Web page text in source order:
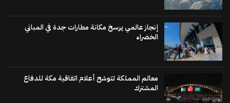
إنجاز عالمي يرسخ مكانة مطارات جدة في المباني
الخضراء
معالم المملكة تتوشح أعلام اتفاقية مكة للدفاع
المشترك